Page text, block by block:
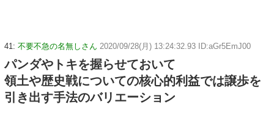
41: 不要不急の名無しさん 2020/09/28(月) 13:24:32.93 ID:aGr5EmJ00
パンダやトキを握らせておいて
領土や歴史戦についての核心的利益では譲歩を
引き出す手法のバリエーション